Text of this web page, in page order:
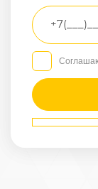
Транспортное
средство
Седан
/
Маршрут
Архангельск